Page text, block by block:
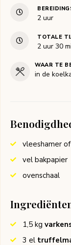
2uur
uur
TOTALE
2uur
uur 30
WAAR TE
in de
vleeshamer
vel bakpapier
ovenschaal
1,5 kg
3 el